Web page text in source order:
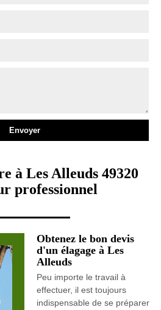
à Les Alleuds 49320
professionnel
Obtenez le bon devis
d'un élagage à Les
Alleuds
Peu importe le travail à
effectuer, il est toujours
indispensable de se préparer